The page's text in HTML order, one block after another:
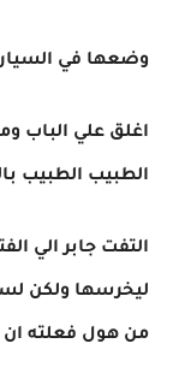
وضعها في
اغلق علي الباب
الطبيب الطبيب
التفت جابر الي
ليخرسها ولكن
من هول فعلته ان